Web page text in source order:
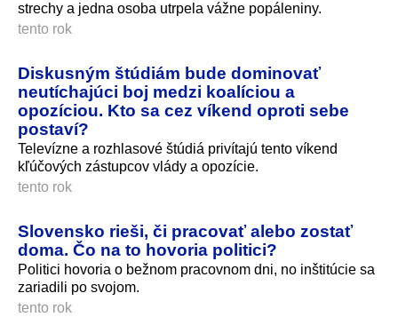
strechy a jedna osoba utrpela vážne popáleniny.
tento rok
Diskusným štúdiám bude dominovať
neutíchajúci boj medzi koalíciou a
opozíciou. Kto sa cez víkend oproti sebe
postaví?
Televízne a rozhlasové štúdiá privítajú tento víkend
kľúčových zástupcov vlády a opozície.
tento rok
Slovensko rieši, či pracovať alebo zostať
doma. Čo na to hovoria politici?
Politici hovoria o bežnom pracovnom dni, no inštitúcie sa
zariadili po svojom.
tento rok